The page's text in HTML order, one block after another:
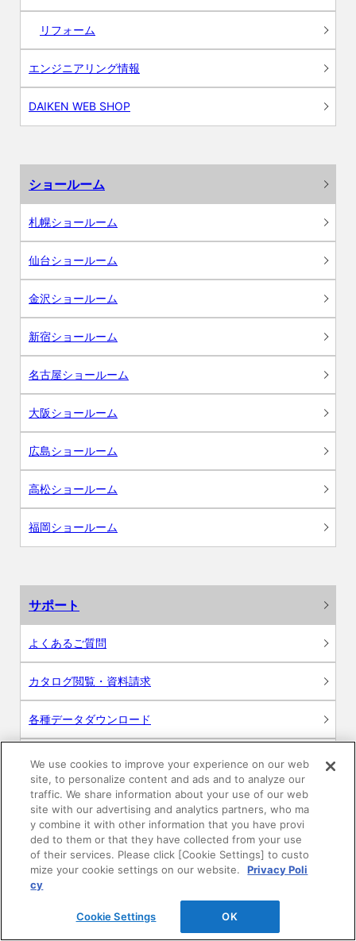
リフォーム
エンジニアリング情報
DAIKEN WEB SHOP
ショールーム
札幌ショールーム
仙台ショールーム
金沢ショールーム
新宿ショールーム
名古屋ショールーム
大阪ショールーム
広島ショールーム
高松ショールーム
福岡ショールーム
サポート
よくあるご質問
カタログ閲覧・資料請求
各種データダウンロード
WEB見積・各種シミュレーション
交換用部品の購入
修理・点検
お問い合わせ
We use cookies to improve your experience on our web
site, to personalize content and ads and to analyze our
traffic. We share information about your use of our web
site with our advertising and analytics partners, who ma
y combine it with other information that you have provi
ded to them or that they have collected from your use
of their services. Please click [Cookie Settings] to custo
mize your cookie settings on our website.
Privacy Poli
cy
Cookie Settings OK